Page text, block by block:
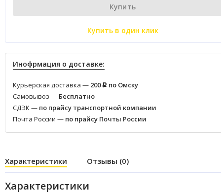
Купить
Купить в один клик
Инофрмация о доставке:
Курьерская доставка — 200 Р по Омску
Самовывоз — Бесплатно
СДЭК — по прайсу транспортной компании
Почта России — по прайсу Почты России
Характеристики Отзывы (0)
Характеристики